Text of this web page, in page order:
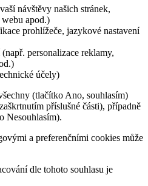
návštěvy našich stránek,
webu apod.)
prohlížeče, jazykové nastavení
personalizace reklamy,
účely)
(tlačítko Ano, souhlasím)
příslušné části), případně
Nesouhlasím).
a preferenčními cookies může
dle tohoto souhlasu je